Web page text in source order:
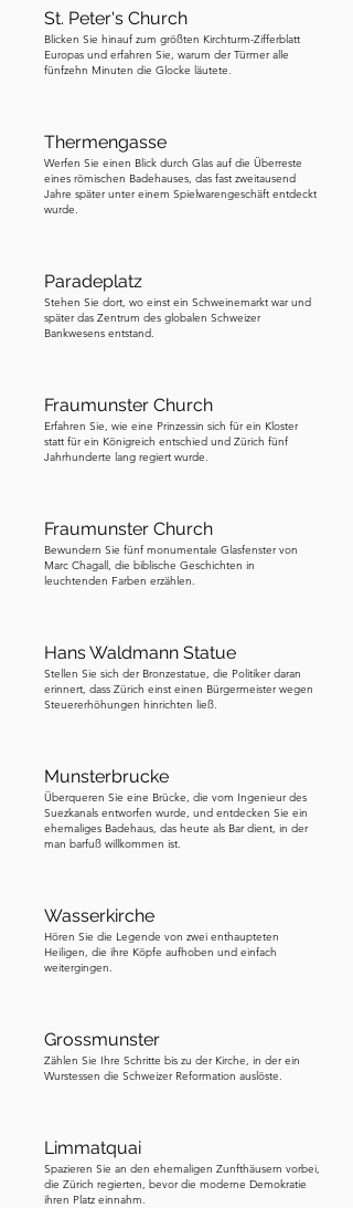
führt. Und vergessen Sie nicht, Ihre
Schritte zu zählen, während Sie gehen.
St. Peter's Church
Blicken Sie hinauf zum größten Kirchturm-Zifferblatt
Europas und erfahren Sie, warum der Türmer alle
fünfzehn Minuten die Glocke läutete.
Thermengasse
Werfen Sie einen Blick durch Glas auf die Überreste
eines römischen Badehauses, das fast zweitausend
Jahre später unter einem Spielwarengeschäft entdeckt
wurde.
Paradeplatz
Stehen Sie dort, wo einst ein Schweinemarkt war und
später das Zentrum des globalen Schweizer
Bankwesens entstand.
Fraumunster Church
Erfahren Sie, wie eine Prinzessin sich für ein Kloster
statt für ein Königreich entschied und Zürich fünf
Jahrhunderte lang regiert wurde.
Fraumunster Church
Bewundern Sie fünf monumentale Glasfenster von
Marc Chagall, die biblische Geschichten in
leuchtenden Farben erzählen.
Hans Waldmann Statue
Stellen Sie sich der Bronzestatue, die Politiker daran
erinnert, dass Zürich einst einen Bürgermeister wegen
Steuererhöhungen hinrichten ließ.
Munsterbrucke
Überqueren Sie eine Brücke, die vom Ingenieur des
Suezkanals entworfen wurde, und entdecken Sie ein
ehemaliges Badehaus, das heute als Bar dient, in der
man barfuß willkommen ist.
Wasserkirche
Hören Sie die Legende von zwei enthaupteten
Heiligen, die ihre Köpfe aufhoben und einfach
weitergingen.
Grossmunster
Zählen Sie Ihre Schritte bis zu der Kirche, in der ein
Wurstessen die Schweizer Reformation auslöste.
Limmatquai
Spazieren Sie an den ehemaligen Zunfthäusern vorbei,
die Zürich regierten, bevor die moderne Demokratie
ihren Platz einnahm.